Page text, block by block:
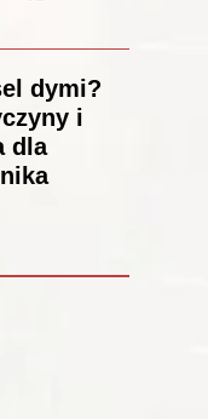
dymi?
i
dla